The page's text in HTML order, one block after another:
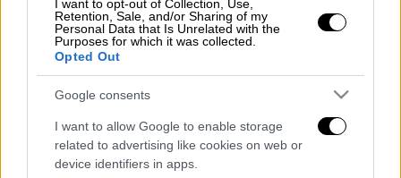
I want to opt-out of Collection, Use,
Retention, Sale, and/or Sharing of my
Personal Data that Is Unrelated with the
Purposes for which it was collected.
Opted Out
Google consents
I want to allow Google to enable storage
related to advertising like cookies on web or
device identifiers in apps.
Τι συνέβη
Σύμφωνα με τοpelop.grτο αγόρι ηλικίας
περίπου 10 ετών, έπεσε από μπαλκόνι α’
ορόφου, σε πολυκατοικία επί της οδού
Ιωαννίνων στην Πάτρα όταν μαζί με επίσης
ανήλικο συνεργό του που αναζητείται,
επιχείρησαν να διαρρήξουν διαμέρισμα.